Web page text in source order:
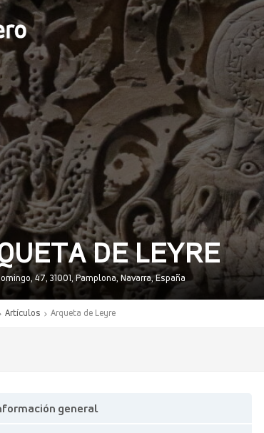
DE LEYRE
47, 31001, Pamplona, Navarra, España
Artículos Arqueta de Leyre
general